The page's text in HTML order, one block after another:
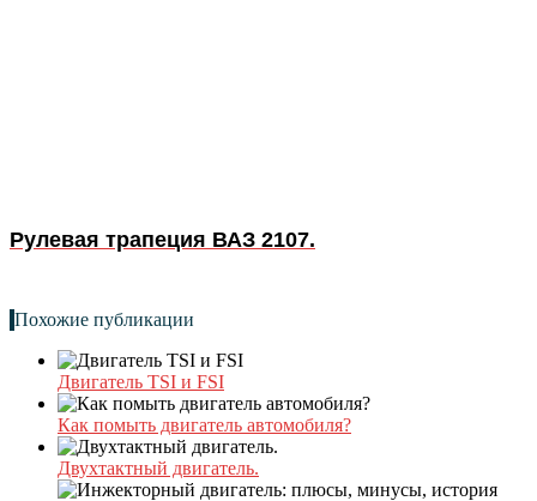
Рулевая трапеция ВАЗ 2107.
Похожие публикации
Двигатель TSI и FSI
Как помыть двигатель автомобиля?
Двухтактный двигатель.